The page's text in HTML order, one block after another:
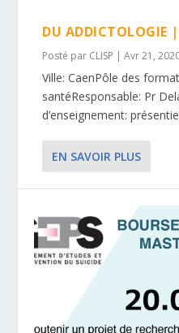
DU ADDICTOLOGIE
Posté par CLISP |Avr 21,
Ville: CaenPôle des
santéResponsable: Pr
d’enseignement:
EN SAVOIR PLUS